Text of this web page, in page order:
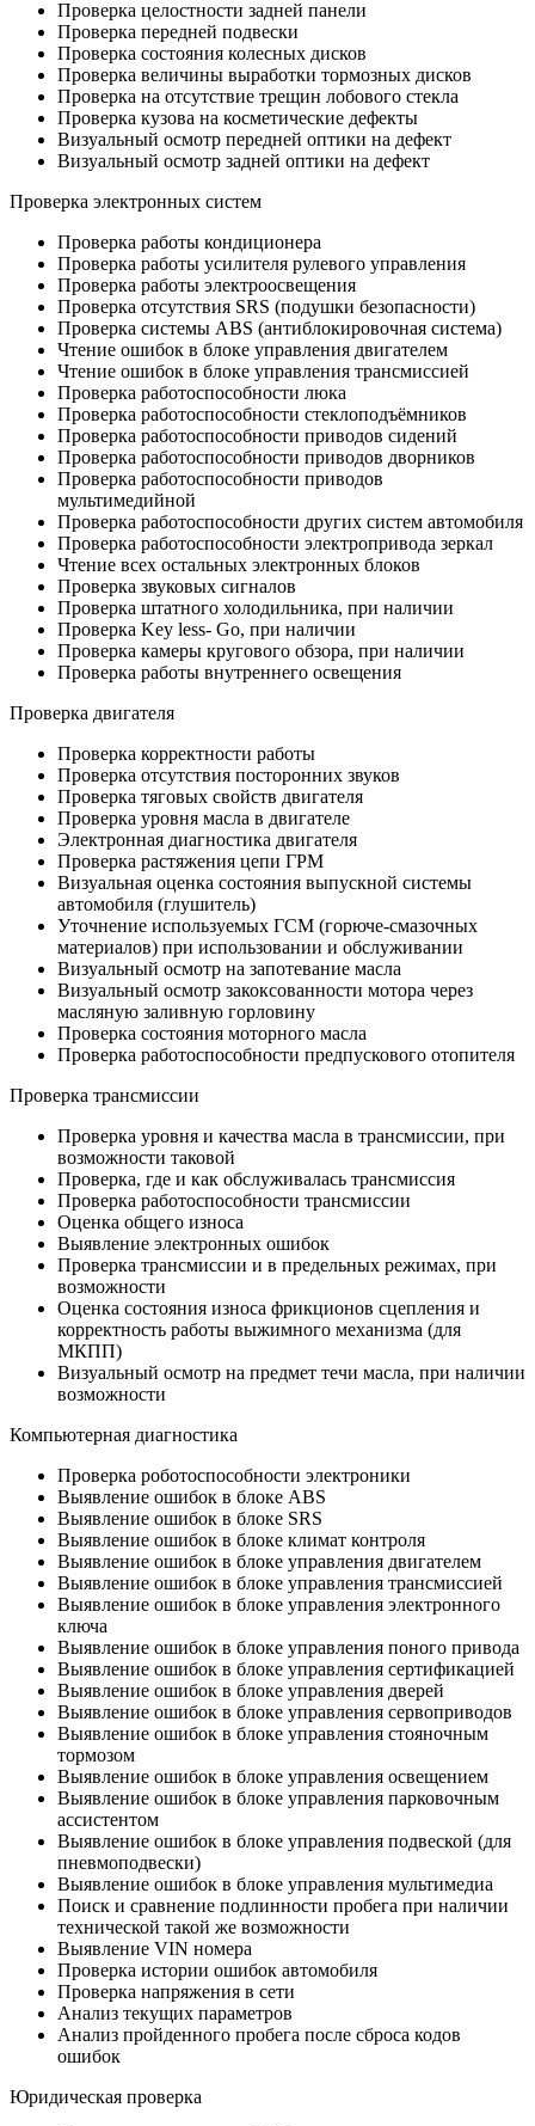
Проверка целостности задней панели
Проверка передней подвески
Проверка состояния колесных дисков
Проверка величины выработки тормозных дисков
Проверка на отсутствие трещин лобового стекла
Проверка кузова на косметические дефекты
Визуальный осмотр передней оптики на дефект
Визуальный осмотр задней оптики на дефект
Проверка электронных систем
Проверка работы кондиционера
Проверка работы усилителя рулевого управления
Проверка работы электроосвещения
Проверка отсутствия SRS (подушки безопасности)
Проверка системы ABS (антиблокировочная система)
Чтение ошибок в блоке управления двигателем
Чтение ошибок в блоке управления трансмиссией
Проверка работоспособности люка
Проверка работоспособности стеклоподъёмников
Проверка работоспособности приводов сидений
Проверка работоспособности приводов дворников
Проверка работоспособности приводов
мультимедийной
Проверка работоспособности других систем автомобиля
Проверка работоспособности электропривода зеркал
Чтение всех остальных электронных блоков
Проверка звуковых сигналов
Проверка штатного холодильника, при наличии
Проверка Key less- Go, при наличии
Проверка камеры кругового обзора, при наличии
Проверка работы внутреннего освещения
Проверка двигателя
Проверка корректности работы
Проверка отсутствия посторонних звуков
Проверка тяговых свойств двигателя
Проверка уровня масла в двигателе
Электронная диагностика двигателя
Проверка растяжения цепи ГРМ
Визуальная оценка состояния выпускной системы
автомобиля (глушитель)
Уточнение используемых ГСМ (горюче-смазочных
материалов) при использовании и обслуживании
Визуальный осмотр на запотевание масла
Визуальный осмотр закоксованности мотора через
масляную заливную горловину
Проверка состояния моторного масла
Проверка работоспособности предпускового отопителя
Проверка трансмиссии
Проверка уровня и качества масла в трансмиссии, при
возможности таковой
Проверка, где и как обслуживалась трансмиссия
Проверка работоспособности трансмиссии
Оценка общего износа
Выявление электронных ошибок
Проверка трансмиссии и в предельных режимах, при
возможности
Оценка состояния износа фрикционов сцепления и
корректность работы выжимного механизма (для
МКПП)
Визуальный осмотр на предмет течи масла, при наличии
возможности
Компьютерная диагностика
Проверка роботоспособности электроники
Выявление ошибок в блоке ABS
Выявление ошибок в блоке SRS
Выявление ошибок в блоке климат контроля
Выявление ошибок в блоке управления двигателем
Выявление ошибок в блоке управления трансмиссией
Выявление ошибок в блоке управления электронного
ключа
Выявление ошибок в блоке управления поного привода
Выявление ошибок в блоке управления сертификацией
Выявление ошибок в блоке управления дверей
Выявление ошибок в блоке управления сервоприводов
Выявление ошибок в блоке управления стояночным
тормозом
Выявление ошибок в блоке управления освещением
Выявление ошибок в блоке управления парковочным
ассистентом
Выявление ошибок в блоке управления подвеской (для
пневмоподвески)
Выявление ошибок в блоке управления мультимедиа
Поиск и сравнение подлинности пробега при наличии
технической такой же возможности
Выявление VIN номера
Проверка истории ошибок автомобиля
Проверка напряжения в сети
Анализ текущих параметров
Анализ пройденного пробега после сброса кодов
ошибок
Юридическая проверка